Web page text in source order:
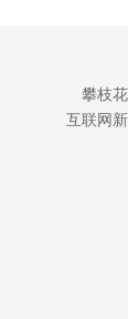
攀枝
互联网